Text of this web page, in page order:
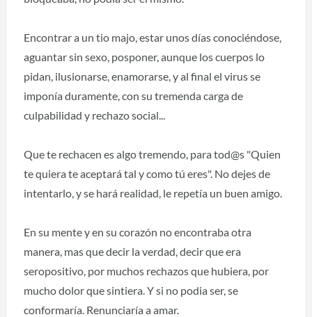
Encontrar a un tio majo, estar unos días conociéndose,
aguantar sin sexo, posponer, aunque los cuerpos lo
pidan, ilusionarse, enamorarse, y al final el virus se
imponía duramente, con su tremenda carga de
culpabilidad y rechazo social...
Que te rechacen es algo tremendo, para tod@s "Quien
te quiera te aceptará tal y como tú eres". No dejes de
intentarlo, y se hará realidad, le repetía un buen amigo.
En su mente y en su corazón no encontraba otra
manera, mas que decir la verdad, decir que era
seropositivo, por muchos rechazos que hubiera, por
mucho dolor que sintiera. Y si no podia ser, se
conformaría. Renunciaría a amar.